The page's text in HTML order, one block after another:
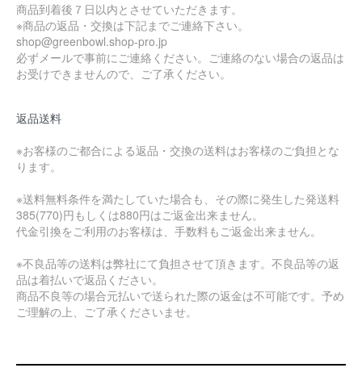
商品到着後７日以内とさせていただきます。
※商品の返品・交換は下記までご連絡下さい。
shop@greenbowl.shop-pro.jp
必ずメールで事前にご連絡ください。ご連絡のない場合の返品は
お受けできませんので、ご了承ください。
返品送料
※お客様のご都合による返品・交換の送料はお客様のご負担とな
ります。
※送料無料条件を満たしていた場合も、その際に発生した発送料
385(770)円もしくは880円はご返金出来ません。
代金引換をご利用のお客様は、手数料もご返金出来ません。
※不良品等の送料は弊社にて負担させて頂きます。不良品等の返
品は着払いで返品ください。
商品不良等の場合元払いで送られた際の返金は不可能です。予め
ご理解の上、ご了承くださいませ。